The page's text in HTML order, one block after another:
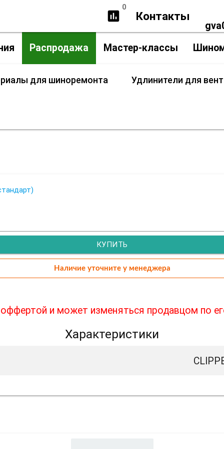
insert_chart
0
Контакты
Распродажа Мастер-классы
для шиноремонта Удлинители для
КУПИТЬ
Наличие уточните у менеджера
и может изменяться продавцом по
Характеристики